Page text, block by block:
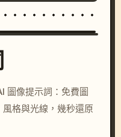
c, cyberpunk sunset, neon
colors, 8k --v 6.0
圖像提示詞：免費圖
格與光線，幾秒還原